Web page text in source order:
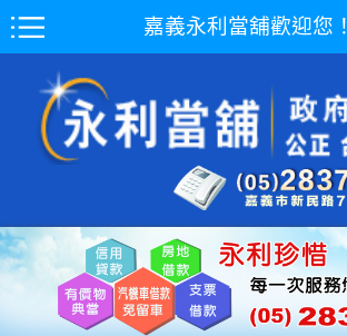
嘉義永利當舖歡迎您！